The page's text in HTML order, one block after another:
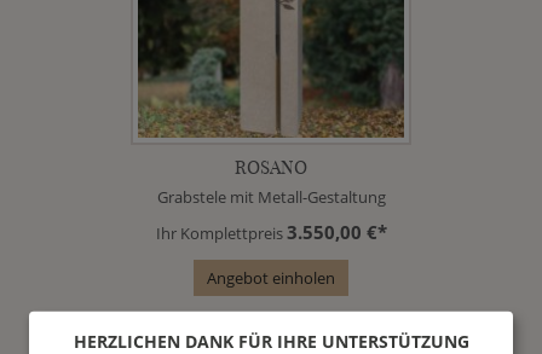
ROSANO
Grabstele mit Metall-Gestaltung
Ihr Komplettpreis3.550,00 €*
Angebot einholen
HERZLICHEN DANK FÜR IHRE UNTERSTÜTZUNG